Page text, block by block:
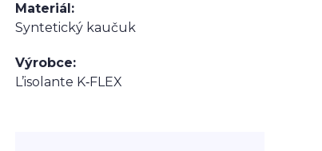
Materiál
Syntetický kaučuk
Výrobce
L’isolante K‑FLEX